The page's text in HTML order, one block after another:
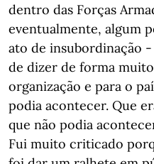
dentro das Forças
eventualmente, algum
ato de insubordinação
de dizer de forma
organização e para o
podia acontecer. Que
que não podia
Fui muito criticado